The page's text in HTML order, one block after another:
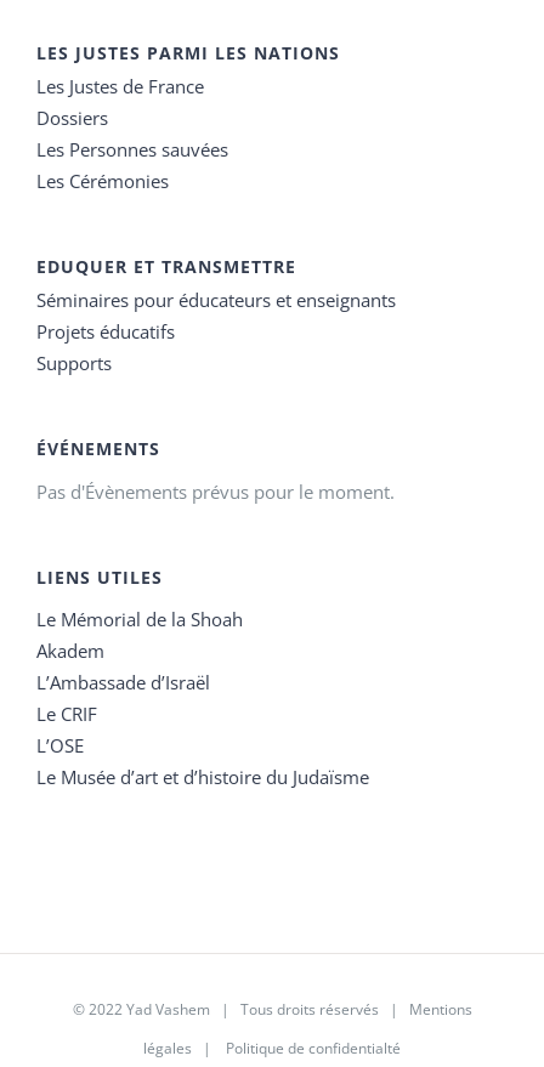
LES JUSTES PARMI LES NATIONS
Les Justes de France
Dossiers
Les Personnes sauvées
Les Cérémonies
EDUQUER ET TRANSMETTRE
Séminaires pour éducateurs et enseignants
Projets éducatifs
Supports
ÉVÉNEMENTS
Pas d'Évènements prévus pour le moment.
LIENS UTILES
Le Mémorial de la Shoah
Akadem
L’Ambassade d’Israël
Le CRIF
L’OSE
Le Musée d’art et d’histoire du Judaïsme
© 2022 Yad Vashem | Tous droits réservés | Mentions
légales | Politique de confidentialté